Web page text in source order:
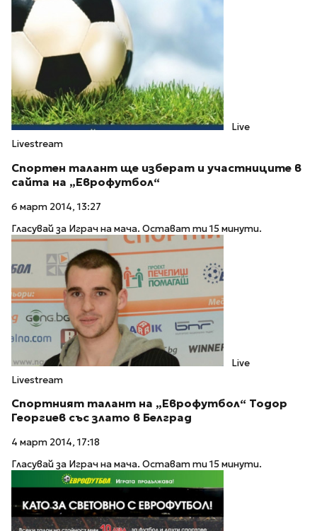
Live
Livestream
Спортен талант ще изберат и участниците в
сайта на „Еврофутбол“
6 март 2014, 13:27
Гласувай за Играч на мача. Остават ти 15 минути.
Live
Livestream
Спортният талант на „Еврофутбол“ Тодор
Георгиев със злато в Белград
4 март 2014, 17:18
Гласувай за Играч на мача. Остават ти 15 минути.